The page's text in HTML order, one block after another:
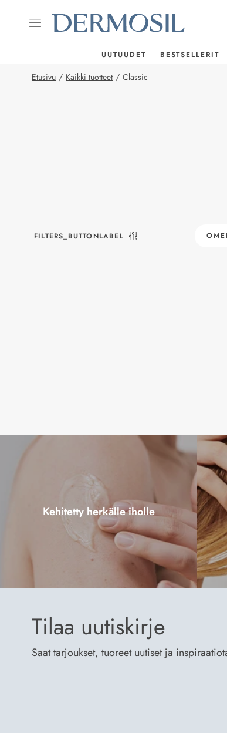
UUTUUDET BESTSELLERIT
Etusivu / Kaikki tuotteet / Classic
FILTERS_BUTTONLABEL
Kehitetty herkälle iholle
Tilaa uutiskirje
Saat tarjoukset, tuoreet uutiset ja